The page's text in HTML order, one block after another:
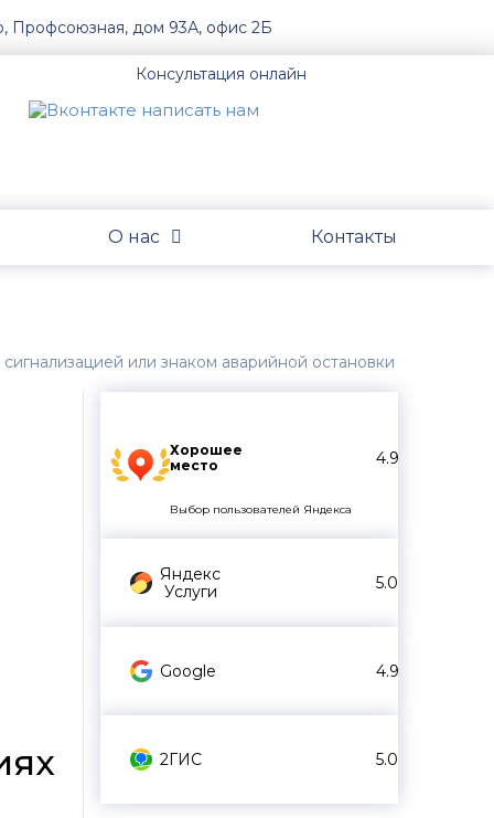
Профсоюзная, дом 93А, офис 2Б
Консультация онлайн
О нас Контакты
или знаком аварийной остановки
Хорошее
место
4.9
Выбор пользователей Яндекса
Яндекс
Услуги
5.0
Google 4.9
2ГИС 5.0